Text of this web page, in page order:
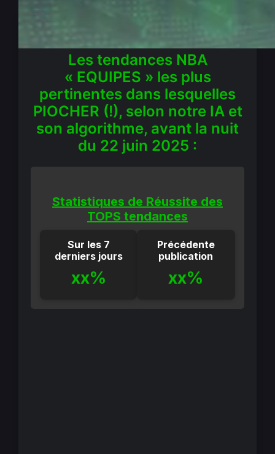
Les tendances NBA
« EQUIPES » les plus
pertinentes dans lesquelles
PIOCHER (!), selon notre IA et
son algorithme, avant la nuit
du 22 juin 2025 :
Statistiques de Réussite des
TOPS tendances
Sur les 7
derniers jours
xx%
Précédente
publication
xx%